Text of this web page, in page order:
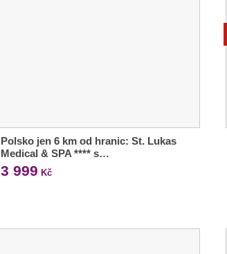
Polsko jen 6 km od hranic: St. Lukas
Medical & SPA **** s…
3 999 Kč